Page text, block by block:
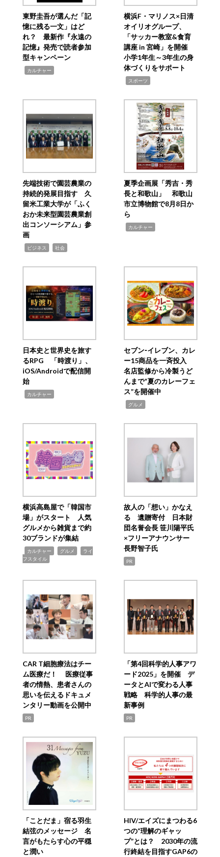
東野圭吾が選んだ「記
憶に残る一文」はど
れ？ 最新作『永遠の
記憶』発売で読者参加
型キャンペーン
カルチャー
横浜F・マリノス×日清
オイリオグループ、
「サッカー教室&食育
講座 in 宮崎」を開催
小学1年生～3年生の身
体づくりをサポート
スポーツ
先端技術で園芸農業の
持続的発展目指す 久
留米工業大学が「ふく
おか未来型園芸農業創
出コンソーシアム」参
画
ビジネス 社会
夏季企画展「秀吉・秀
長と和歌山」 和歌山
市立博物館で8月8日か
ら
カルチャー
日本史と世界史を旅す
るRPG 「時渡り」、
iOS/Androidで配信開
始
カルチャー
セブン‐イレブン、カレ
ー15商品を一斉投入
名店監修から冷製うど
んまで“夏のカレーフェ
ス”を開催中
グルメ
横浜高島屋で「韓国市
場」がスタート 人気
グルメから雑貨まで約
30ブランドが集結
カルチャー グルメ
ライ
フスタイル
故人の「想い」かなえ
る 遺贈寄付 日本財
団名誉会長 笹川陽平氏
×フリーアナウンサー
長野智子氏
PR
CAR T細胞療法はチー
ム医療だ！ 医療従事
者の情熱、患者さんの
思いを伝えるドキュメ
ンタリー動画を公開中
PR
「第4回科学的人事アワ
ード2025」を開催 デ
ータとAIで変わる人事
戦略 科学的人事の最
新事例
PR
「ことだま」宿る羽生
結弦のメッセージ 名
言がもたらす心の平穏
と潤い
HIV/エイズにまつわる6
つの“理解のギャッ
プ”とは？ 2030年の流
行終結を目指すGAP6の